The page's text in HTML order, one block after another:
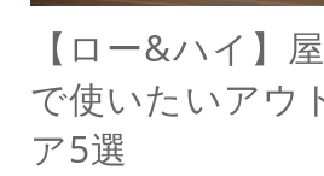
【ロー&ハイ】
で使いたいアウ
ア5選